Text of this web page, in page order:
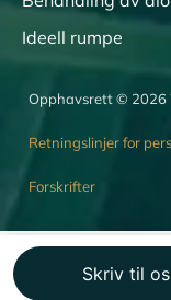
Ideell rumpe
Opphavsrett © 2026
Retningslinjer for
Forskrifter
Skriv til